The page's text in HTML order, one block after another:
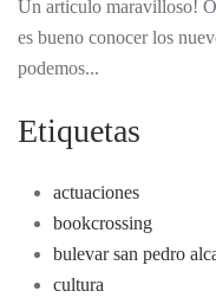
Un articulo maravilloso!
es bueno conocer los
podemos...
Etiquetas
actuaciones
bookcrossing
bulevar san pedro
cultura